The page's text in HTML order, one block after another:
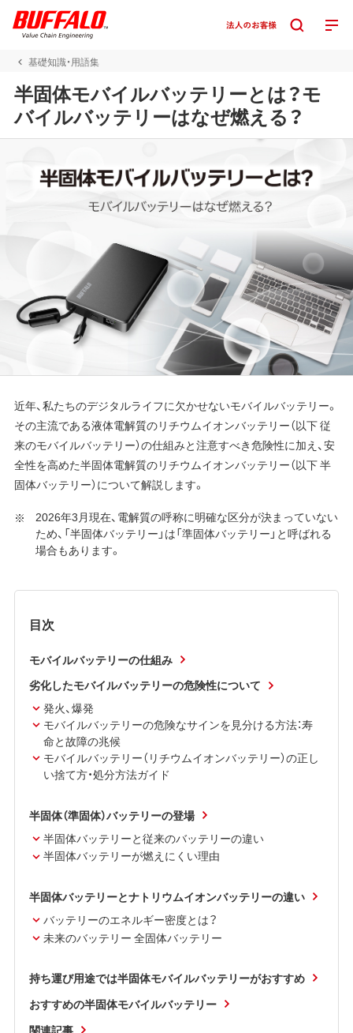
基礎知識・用語集
半固体モバイルバッテリーとは？モ
バイルバッテリーはなぜ燃える？
近年、私たちのデジタルライフに欠かせないモバイルバッテリー。
その主流である液体電解質のリチウムイオンバッテリー（以下 従
来のモバイルバッテリー）の仕組みと注意すべき危険性に加え、安
全性を高めた半固体電解質のリチウムイオンバッテリー（以下 半
固体バッテリー）について解説します。
2026年3月現在、電解質の呼称に明確な区分が決まっていない
ため、「半固体バッテリー」は「準固体バッテリー」と呼ばれる
場合もあります。
目次
モバイルバッテリーの仕組み
劣化したモバイルバッテリーの危険性について
発火、爆発
モバイルバッテリーの危険なサインを見分ける方法：寿
命と故障の兆候
モバイルバッテリー（リチウムイオンバッテリー）の正し
い捨て方・処分方法ガイド
半固体（準固体）バッテリーの登場
半固体バッテリーと従来のバッテリーの違い
半固体バッテリーが燃えにくい理由
半固体バッテリーとナトリウムイオンバッテリーの違い
バッテリーのエネルギー密度とは？
未来のバッテリー 全固体バッテリー
持ち運び用途では半固体モバイルバッテリーがおすすめ
おすすめの半固体モバイルバッテリー
関連記事